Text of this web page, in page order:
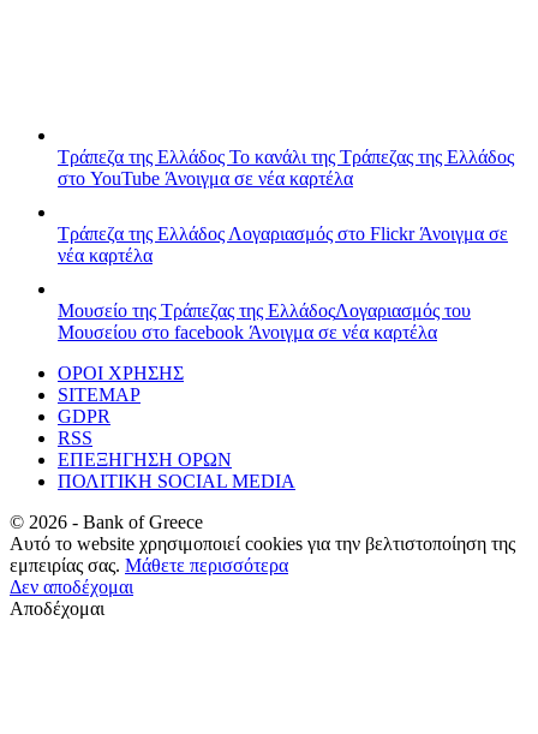
Τράπεζα της Ελλάδος Το κανάλι της Τράπεζας της Ελλάδος
στο YouTube Άνοιγμα σε νέα καρτέλα
Τράπεζα της Ελλάδος Λογαριασμός στο FlickrΆνοιγμα σε
νέα καρτέλα
Μουσείο της Τράπεζας της ΕλλάδοςΛογαριασμός του
Μουσείου στο facebook Άνοιγμα σε νέα καρτέλα
ΟΡΟΙ ΧΡΗΣΗΣ
SITEMAP
GDPR
RSS
ΕΠΕΞΗΓΗΣΗ ΟΡΩΝ
ΠΟΛΙΤΙΚΗ SOCIAL MEDIA
© 2026 - Bank of Greece
Αυτό το website χρησιμοποιεί cookies για την βελτιστοποίηση της
εμπειρίας σας. Μάθετε περισσότερα
Δεν αποδέχομαι
Αποδέχομαι